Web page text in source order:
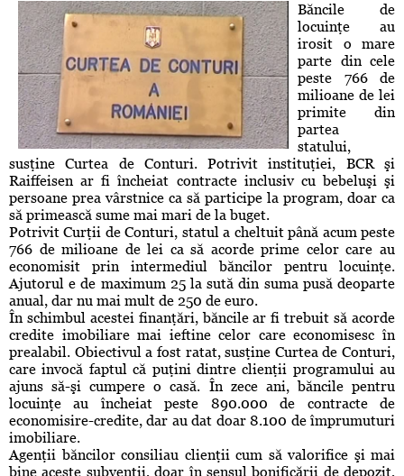
Băncile de
locuinţe au
irosit o mare
parte din cele
peste 766 de
milioane de lei
primite din
partea
statului,
susţine Curtea de Conturi. Potrivit instituţiei, BCR şi
Raiffeisen ar fi încheiat contracte inclusiv cu bebeluşi şi
persoane prea vârstnice ca să participe la program, doar ca
să primească sume mai mari de la buget.
Potrivit Curţii de Conturi, statul a cheltuit până acum peste
766 de milioane de lei ca să acorde prime celor care au
economisit prin intermediul băncilor pentru locuinţe.
Ajutorul e de maximum 25 la sută din suma pusă deoparte
anual, dar nu mai mult de 250 de euro.
În schimbul acestei finanţări, băncile ar fi trebuit să acorde
credite imobiliare mai ieftine celor care economisesc în
prealabil. Obiectivul a fost ratat, susţine Curtea de Conturi,
care invocă faptul că puţini dintre clienţii programului au
ajuns să-şi cumpere o casă. În zece ani, băncile pentru
locuinţe au încheiat peste 890.000 de contracte de
economisire-credite, dar au dat doar 8.100 de împrumuturi
imobiliare.
Agenţii băncilor consiliau clienţii cum să valorifice şi mai
bine aceste subvenţii, doar în sensul bonificării de depozit,